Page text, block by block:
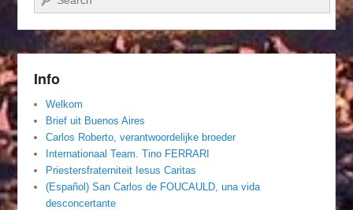
Info
Welkom
Brief uit Buenos Aires
Carlos Roberto, verantwoordelijke broeder
Internationaal Team. Tino FERRARI
Priestersfraterniteit Iesus Caritas
(Español) San Carlos de FOUCAULD, una vida
desconcertante